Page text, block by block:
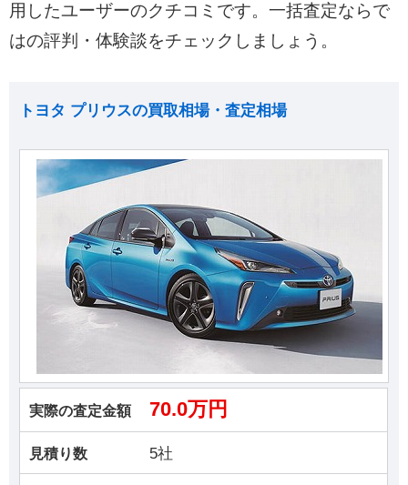
用したユーザーのクチコミです。一括査定ならで
はの評判・体験談をチェックしましょう。
トヨタ プリウスの買取相場・査定相場
実際の査定金額 70.0万円
見積り数 5社